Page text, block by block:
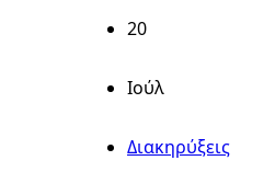
20
Ιούλ
Διακηρύξεις